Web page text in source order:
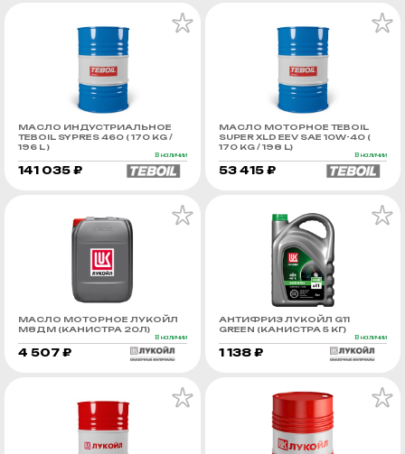
МАСЛО ИНДУСТРИАЛЬНОЕ
TEBOIL SYPRES 460 ( 170 KG /
196 L )
В наличии
141 035 ₽
МАСЛО МОТОРНОЕ TEBOIL
SUPER XLD EEV SAE 10W-40 (
170 KG / 198 L)
В наличии
53 415 ₽
МАСЛО МОТОРНОЕ ЛУКОЙЛ
М8ДМ (КАНИСТРА 20Л)
В наличии
4 507 ₽
АНТИФРИЗ ЛУКОЙЛ G11
GREEN (КАНИСТРА 5 КГ)
В наличии
1 138 ₽